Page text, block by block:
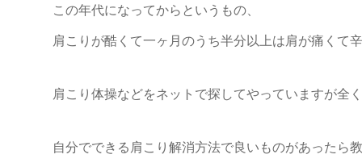
この年代になってからというもの、
肩こりが酷くて一ヶ月のうち半分以上は肩が痛くて
肩こり体操などをネットで探してやっていますが全
自分でできる肩こり解消方法で良いものがあったら